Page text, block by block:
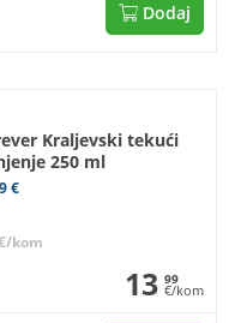
Dodaj
Kraljevski tekući
250 ml
€
kom
13 99
€/kom